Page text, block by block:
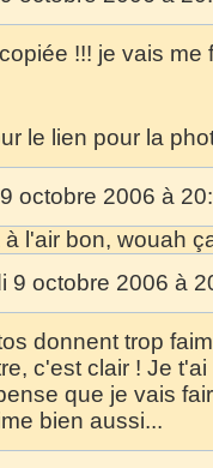
!!! je vais
le lien pour la
octobre 2006 à
à l'air bon, wouah
9 octobre 2006 à
donnent trop
c'est clair ! Je
que je vais
bien aussi...